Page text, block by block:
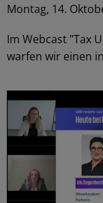
Montag, 14.
Im Webcast "Tax
warfen wir einen